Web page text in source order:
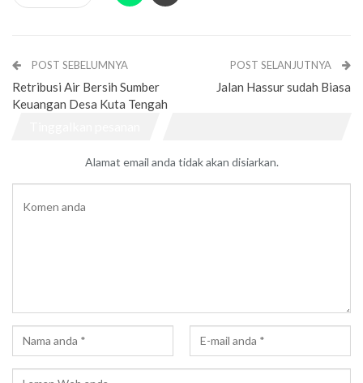
POST SEBELUMNYA
Retribusi Air Bersih Sumber
Keuangan Desa Kuta Tengah
POST SELANJUTNYA
Jalan Hassur sudah Biasa
Alamat email anda tidak akan disiarkan.